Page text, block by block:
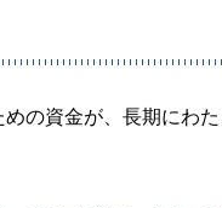
の資金が、長期にわ